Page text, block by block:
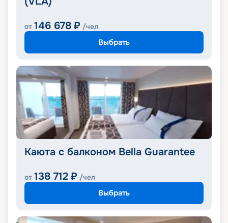
от 146 678 ₽ /чел
Выбрать
Каюта с балконом Bella Guarantee
от 138 712 ₽ /чел
Выбрать